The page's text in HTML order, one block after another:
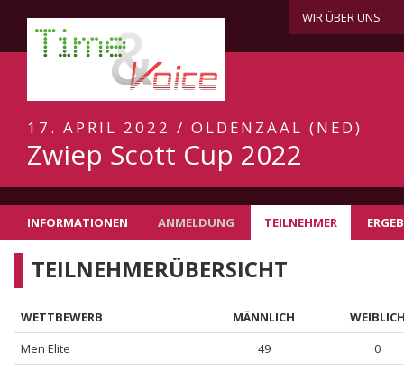
WIR ÜBER UNS
17. APRIL 2022 / OLDENZAAL (NED)
Zwiep Scott Cup 2022
INFORMATIONEN ANMELDUNG TEILNEHMER
TEILNEHMERÜBERSICHT
WETTBEWERB MÄNNLICH
Men Elite 49
0